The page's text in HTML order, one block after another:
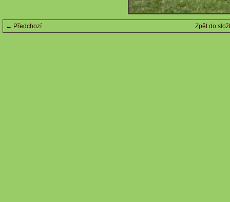
← Předchozí Zpět do